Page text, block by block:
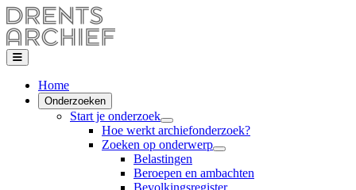
Home
Onderzoeken
Start je onderzoek
Hoe werkt archiefonderzoek?
Zoeken op onderwerp
Belastingen
Beroepen en ambachten
Bevolkingsregister